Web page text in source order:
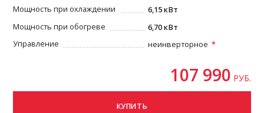
Мощность при охлаждении
6,15 кВт
Мощность при обогреве
6,70 кВт
Управление
неинверторное
107 990 РУБ.
КУПИТЬ